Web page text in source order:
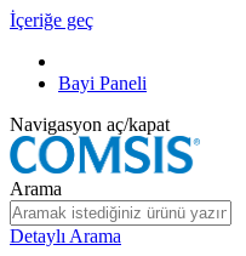
İçeriğe geç
Bayi Paneli
Navigasyon aç/kapat
Arama
Detaylı Arama